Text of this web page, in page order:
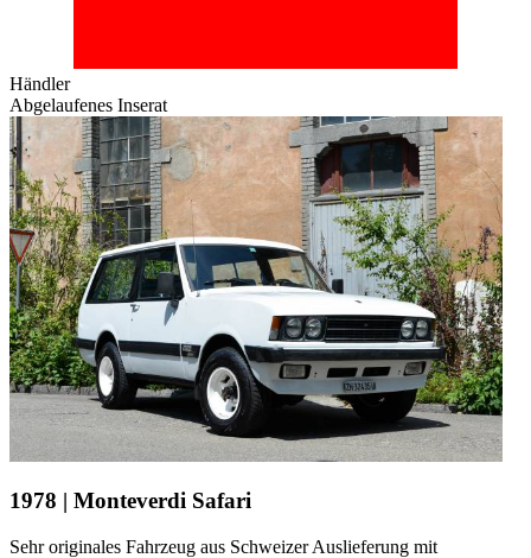
Händler
Abgelaufenes Inserat
1978 | Monteverdi Safari
Sehr originales Fahrzeug aus Schweizer Auslieferung mit